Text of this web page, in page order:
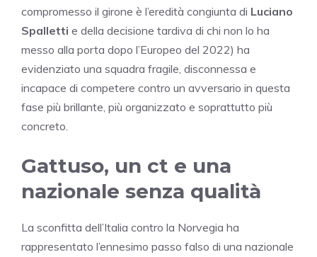
compromesso il girone è l’eredità congiunta di Luciano
Spalletti e della decisione tardiva di chi non lo ha
messo alla porta dopo l’Europeo del 2022) ha
evidenziato una squadra fragile, disconnessa e
incapace di competere contro un avversario in questa
fase più brillante, più organizzato e soprattutto più
concreto.
Gattuso, un ct e una
nazionale senza qualità
La sconfitta dell’Italia contro la Norvegia ha
rappresentato l’ennesimo passo falso di una nazionale